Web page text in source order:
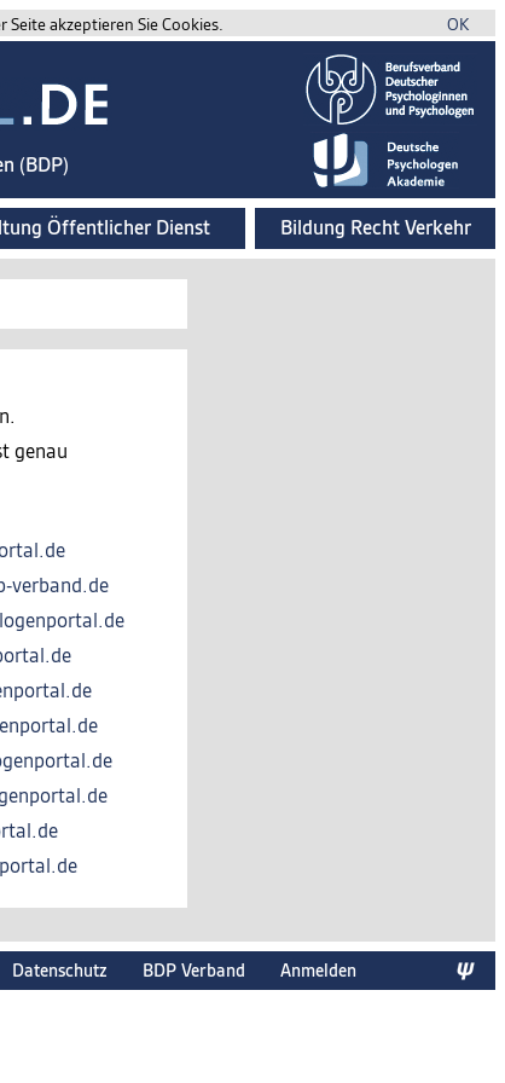
akzeptieren Sie Cookies. OK
(BDP)
Öffentlicher Dienst Bildung Recht Verkehr
genau
verband.de
Datenschutz BDP Verband Anmelden